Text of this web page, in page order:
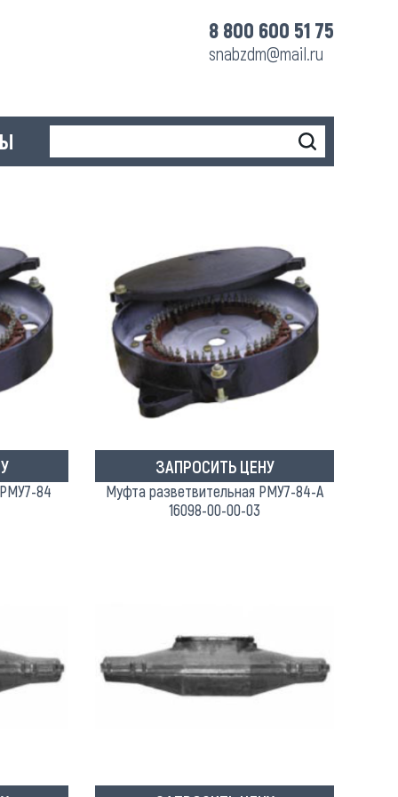
8 800 600 51 75
snabzdm@mail.ru
84
ЗАПРОСИТЬ ЦЕНУ
Муфта разветвительная РМУ7-84-А
16098-00-00-03